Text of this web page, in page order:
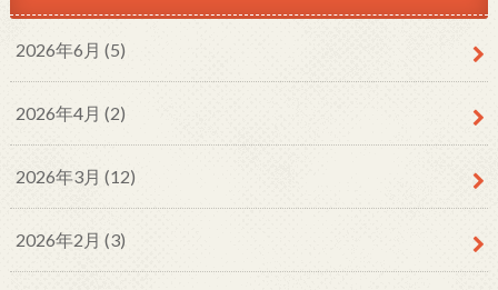
2026年6月 (5)
2026年4月 (2)
2026年3月 (12)
2026年2月 (3)